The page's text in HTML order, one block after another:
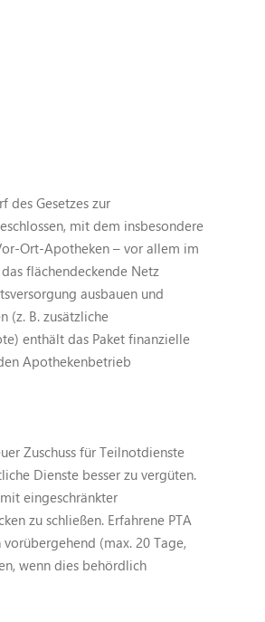
des Gesetzes zur
mit dem insbesondere
Ort-Apotheken – vor allem im
flächendeckende Netz
ausbauen und
(z. B. zusätzliche
enthält das Paket finanzielle
Apothekenbetrieb
Zuschuss für Teilnotdienste
Dienste besser zu vergüten.
eingeschränkter
zu schließen. Erfahrene PTA
(max. 20 Tage,
wenn dies behördlich